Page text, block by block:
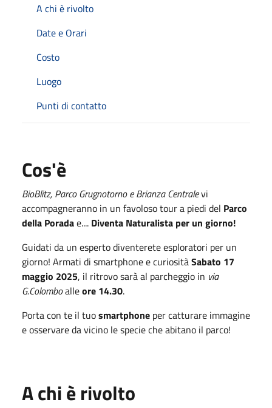
A chi è rivolto
Date e Orari
Costo
Luogo
Punti di contatto
Cos'è
BioBlitz, Parco Grugnotorno e Brianza Centralevi
accompagneranno in un favoloso tour a piedi del Parco
della Poradae.... Diventa Naturalista per un giorno!
Guidati da un esperto diventerete esploratori per un
giorno! Armati di smartphone e curiositàSabato 17
maggio 2025, il ritrovo sarà al parcheggio in via
G.Colomboalleore 14.30.
Porta con te il tuosmartphone per catturare immagine
e osservare da vicino le specie che abitano il parco!
A chi è rivolto